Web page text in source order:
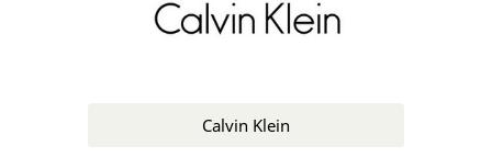
Calvin Klein